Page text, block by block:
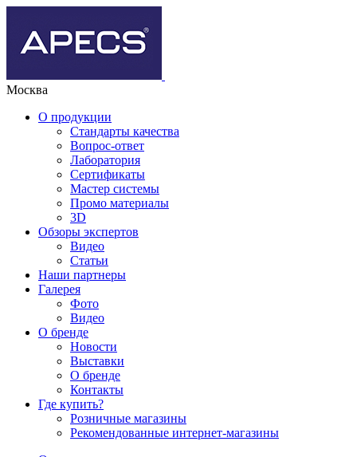
Москва
О продукции
Стандарты качества
Вопрос-ответ
Лаборатория
Сертификаты
Мастер системы
Промо материалы
3D
Обзоры экспертов
Видео
Статьи
Наши партнеры
Галерея
Фото
Видео
О бренде
Новости
Выставки
О бренде
Контакты
Где купить?
Розничные магазины
Рекомендованные интернет-магазины